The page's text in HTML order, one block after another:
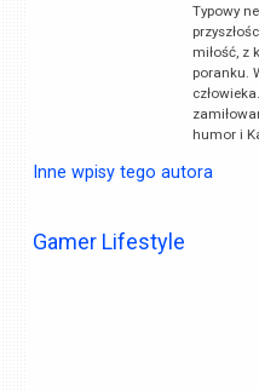
Typowy
miłość, z
poranku.
humor i
Inne wpisy tego autora
Gamer Lifestyle